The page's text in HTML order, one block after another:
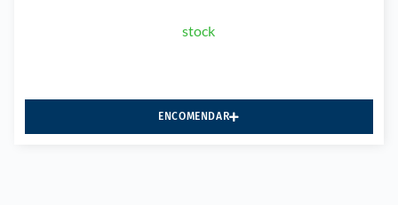
stock
ENCOMENDAR